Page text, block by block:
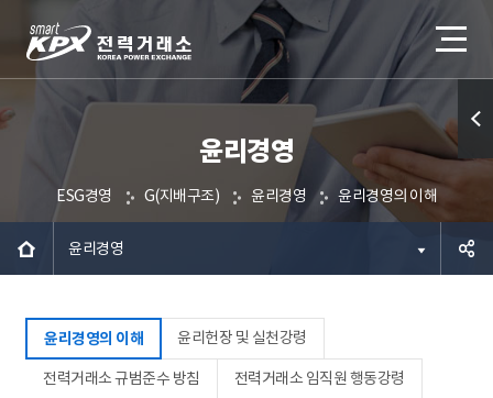
윤리경영
ESG경영 G(지배구조) 윤리경영 윤리경영의 이해
윤리경영
윤리경영의 이해 윤리헌장 및 실천강령
전력거래소 규범준수 방침 전력거래소 임직원 행동강령
퀵메